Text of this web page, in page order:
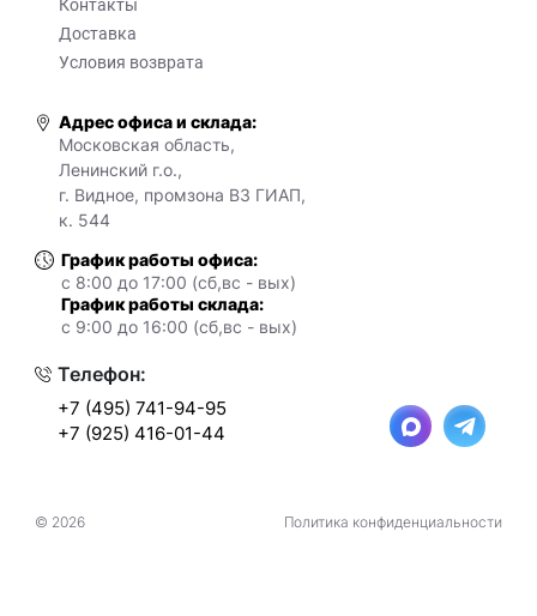
Контакты
Доставка
Условия возврата
Адрес офиса и склада:
Московская область,
Ленинский г.о.,
г. Видное, промзона ВЗ ГИАП,
к. 544
График работы офиса:
с 8:00 до 17:00 (сб,вс - вых)
График работы склада:
с 9:00 до 16:00 (сб,вс - вых)
Телефон:
+7 (495) 741-94-95
+7 (925) 416-01-44
© 2026 Политика конфиденциальности